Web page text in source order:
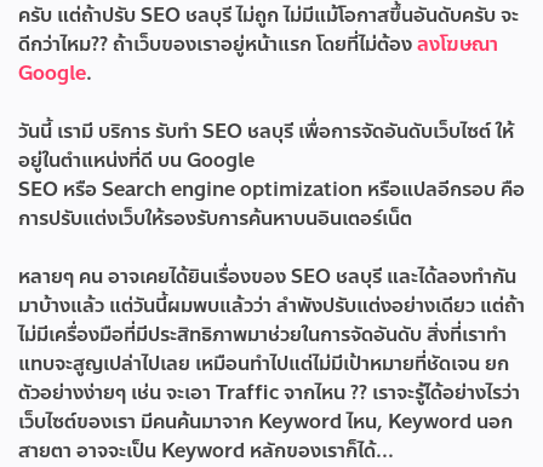
ครับ แต่ถ้าปรับ SEO ชลบุรี ไม่ถูก ไม่มีแม้โอกาสขึ้นอันดับครับ จะ
ดีกว่าไหม?? ถ้าเว็บของเราอยู่หน้าแรก โดยที่ไม่ต้องลงโฆษณา
Google.
วันนี้ เรามี บริการรับทำ SEO ชลบุรี เพื่อการจัดอันดับเว็บไซต์ ให้
อยู่ในตำแหน่งที่ดี บน Google
SEO หรือ Search engine optimization หรือแปลอีกรอบ คือ
การปรับแต่งเว็บให้รองรับการค้นหาบนอินเตอร์เน็ต
หลายๆ คน อาจเคยได้ยินเรื่องของ SEO ชลบุรี และได้ลองทำกัน
มาบ้างแล้ว แต่วันนี้ผมพบแล้วว่า ลำพังปรับแต่งอย่างเดียว แต่ถ้า
ไม่มีเครื่องมือที่มีประสิทธิภาพมาช่วยในการจัดอันดับ สิ่งที่เราทำ
แทบจะสูญเปล่าไปเลย เหมือนทำไปแต่ไม่มีเป้าหมายที่ชัดเจน ยก
ตัวอย่างง่ายๆ เช่น จะเอา Traffic จากไหน ?? เราจะรู้ได้อย่างไรว่า
เว็บไซต์ของเรา มีคนค้นมาจาก Keyword ไหน, Keyword นอก
สายตา อาจจะเป็น Keyword หลักของเราก็ได้...